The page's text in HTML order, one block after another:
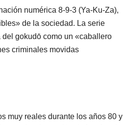
numérica 8-9-3 (Ya-Ku-Za),
de la sociedad. La serie
gokudō como un «caballero
criminales movidas
muy reales durante los años 80 y